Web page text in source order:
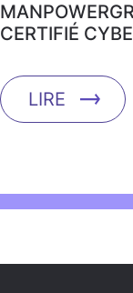
CERTIFIÉ
LIRE